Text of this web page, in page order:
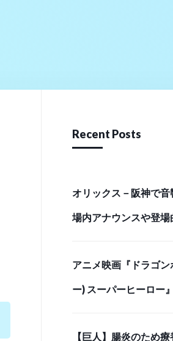
Recent Posts
オリックス－阪神で
場内アナウンスや登
アニメ映画『ドラゴ
ー) スーパーヒーロー
イムズ
【巨人】腸炎のため